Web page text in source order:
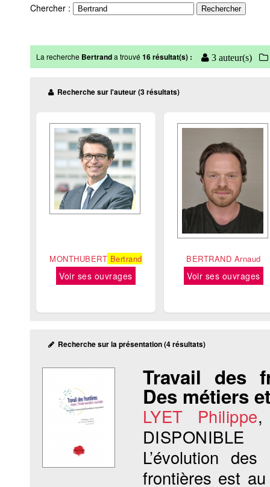
Chercher :
La recherche Bertranda trouvé16 résultat(s) : 3 auteur(s)
Recherche sur l'auteur (3 résultats)
MONTHUBERT Bertrand
Voir ses ouvrages
BERTRAND Arnaud
Voir ses ouvrages
Recherche sur la présentation (4 résultats)
Travail des
Des métiers
LYET Philippe
DISPONIBLE
L’évolution
frontières est